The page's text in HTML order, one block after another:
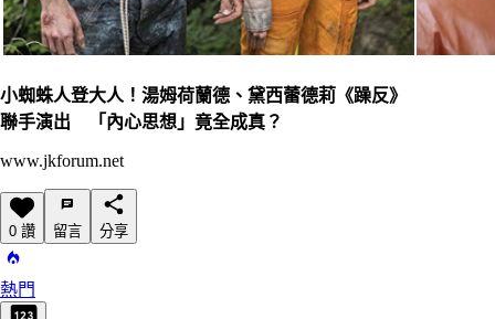
小蜘蛛人登大人！湯姆荷蘭德、黛西蕾德莉《躁反》
聯手演出 「內心思想」竟全成真？
www.jkforum.net
0 讚 留言 分享
熱門